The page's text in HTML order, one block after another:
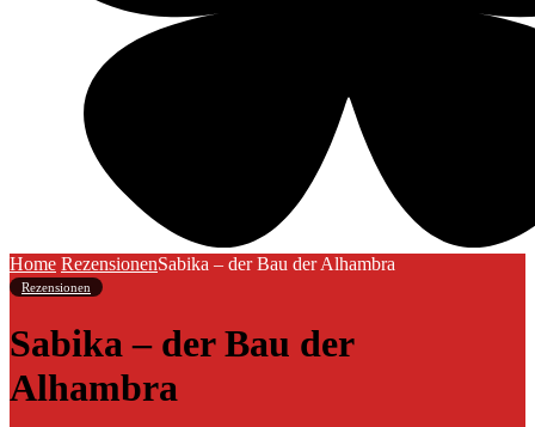
Home RezensionenSabika – der Bau der Alhambra
Rezensionen
Sabika – der Bau der
Alhambra